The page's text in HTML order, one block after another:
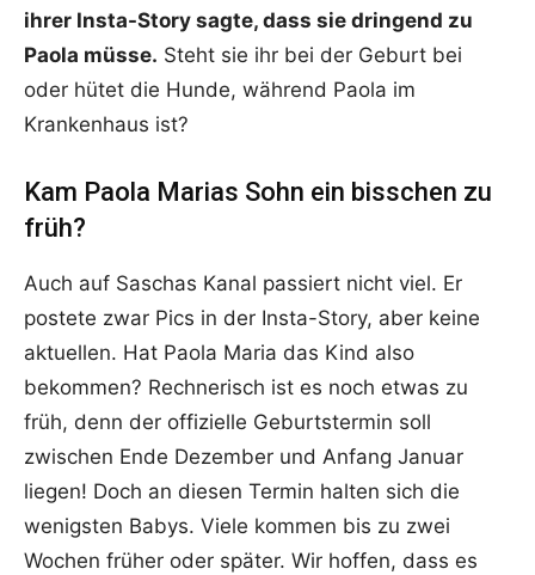
ihrer Insta-Story sagte, dass sie dringend zu
Paola müsse. Steht sie ihr bei der Geburt bei
oder hütet die Hunde, während Paola im
Krankenhaus ist?
Kam Paola Marias Sohn ein bisschen zu
früh?
Auch auf Saschas Kanal passiert nicht viel. Er
postete zwar Pics in der Insta-Story, aber keine
aktuellen. Hat Paola Maria das Kind also
bekommen? Rechnerisch ist es noch etwas zu
früh, denn der offizielle Geburtstermin soll
zwischen Ende Dezember und Anfang Januar
liegen! Doch an diesen Termin halten sich die
wenigsten Babys. Viele kommen bis zu zwei
Wochen früher oder später. Wir hoffen, dass es